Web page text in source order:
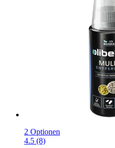
2 Optionen
4.5 (8)